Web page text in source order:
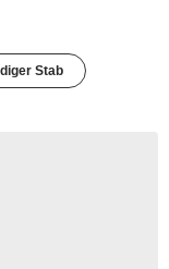
Stab